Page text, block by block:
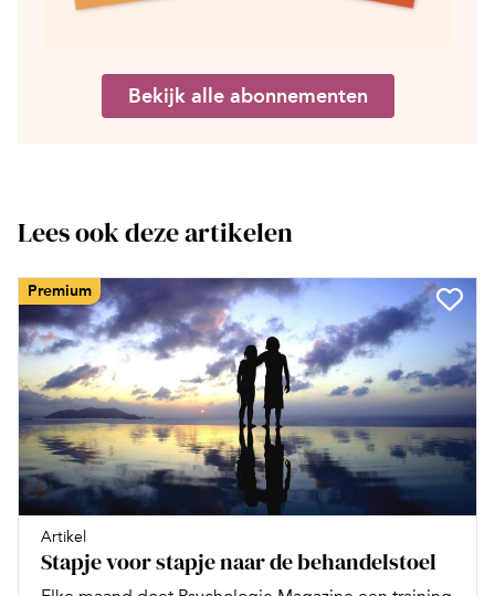
Bekijk alle abonnementen
Lees ook deze artikelen
Premium
Artikel
Stapje voor stapje naar de behandelstoel